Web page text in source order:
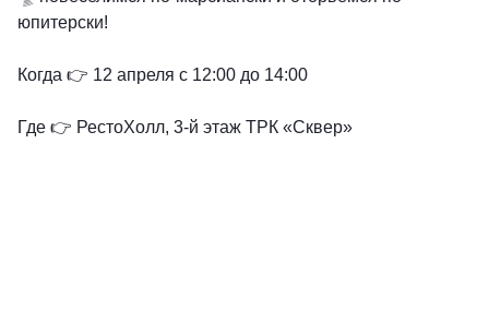
юпитерски!
Когда 👉 12 апреля с 12:00 до 14:00
Где 👉 РестоХолл, 3-й этаж ТРК «Сквер»